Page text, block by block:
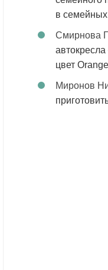
в
Смирнова
цвет Orange
Миронов